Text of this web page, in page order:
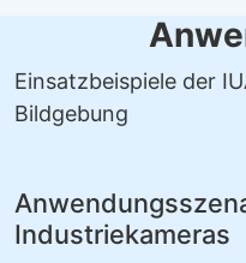
Einsatzbeispiele der
Bildgebung
Industriekameras